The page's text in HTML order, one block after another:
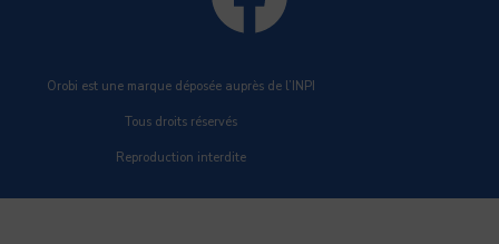
a
c
e
Orobi est une marque déposée auprès de l’INPI
Tous droits réservés
Reproduction interdite